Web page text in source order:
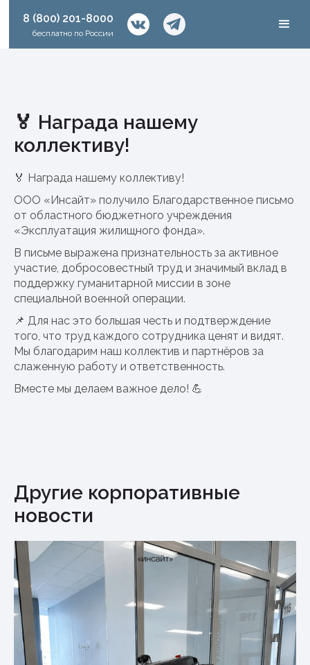
8 (800) 201-8000
бесплатно по России
🏅 Награда нашему
коллективу!
🏅 Награда нашему коллективу!
ООО «Инсайт» получило Благодарственное письмо
от областного бюджетного учреждения
«Эксплуатация жилищного фонда».
В письме выражена признательность за активное
участие, добросовестный труд и значимый вклад в
поддержку гуманитарной миссии в зоне
специальной военной операции.
📌 Для нас это большая честь и подтверждение
того, что труд каждого сотрудника ценят и видят.
Мы благодарим наш коллектив и партнёров за
слаженную работу и ответственность.
Вместе мы делаем важное дело! 💪
Другие корпоративные
новости